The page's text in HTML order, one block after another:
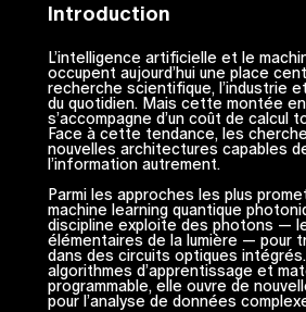
Introduction
L’intelligence artificielle et le
occupent aujourd’hui une place
recherche scientifique, l’industrie
du quotidien. Mais cette montée
s’accompagne d’un coût de calcul
Face à cette tendance, les
nouvelles architectures capables
l’information autrement.
Parmi les approches les plus
machine learning quantique
discipline exploite des photons —
élémentaires de la lumière — pour
dans des circuits optiques
algorithmes d’apprentissage et
programmable, elle ouvre de
pour l’analyse de données